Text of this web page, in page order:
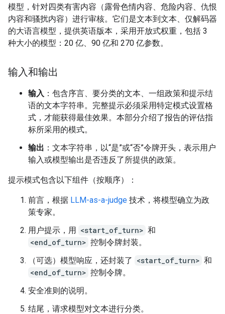
模型，针对四类有害内容（露骨色情内容、危险内容、仇恨
内容和骚扰内容）进行审核。它们是文本到文本、仅解码器
的大语言模型，提供英语版本，采用开放式权重，包括 3
种大小的模型：20 亿、90 亿和 270 亿参数。
输入和输出
输入 ：包含序言、要分类的文本、一组政策和提示结
语的文本字符串。完整提示必须采用特定模式设置格
式，才能获得最佳效果。本部分介绍了报告的评估指
标所采用的模式。
输出 ：文本字符串，以“是”或“否”令牌开头，表示用户
输入或模型输出是否违反了所提供的政策。
提示模式包含以下组件（按顺序）：
前言，根据 LLM-as-a-judge 技术，将模型确立为政
策专家。
用户提示，用 <start_of_turn> 和
<end_of_turn> 控制令牌封装。
（可选）模型响应，还封装了 <start_of_turn> 和
<end_of_turn> 控制令牌。
安全准则的说明。
结尾，请求模型对文本进行分类。